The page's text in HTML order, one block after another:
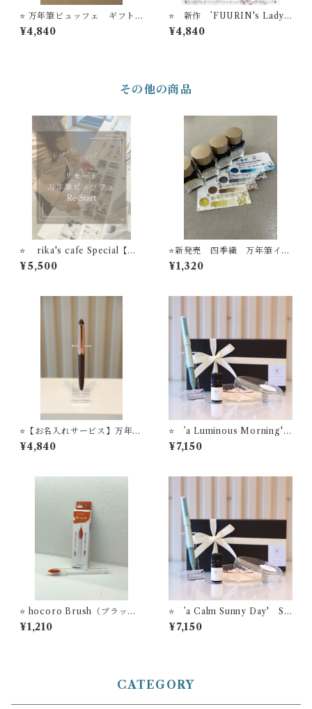
⭐️ 万年筆ビュッフェ ギフト
カード【送料無料】
¥4,840
⭐️ 新作 ’FUURIN's Lady’
万年筆ビュッフェ ’Pick Wh
o？'コレクション【お名入れ
¥4,840
その他の商品
⭐️ rika's cafe Special【リ
モート万年筆ビュッフェ】基
本プラン リモート万年筆ビ
¥5,500
⭐️新発売 四季織 万年筆イン
ク 野山の唄シリーズ セー
ラー万年筆
¥1,320
⭐️【お名入れサービス】万年筆
ビュッフェ ’Pick Who？’ コ
レクション YM-02
¥4,840
⭐️ ’a Luminous Morning'
STYLE OF LABオリジナル
アロマソルトディフューザー
¥7,150
⭐️ hocoro Brush（ブラッシ
ュ） セーラー万年筆 筆ペ
ン先つけペン
¥1,210
⭐️ ’a Calm Sunny Day' ST
YLE OF LABオリジナル ア
ロマソルトディフューザー ＋
¥7,150
CATEGORY